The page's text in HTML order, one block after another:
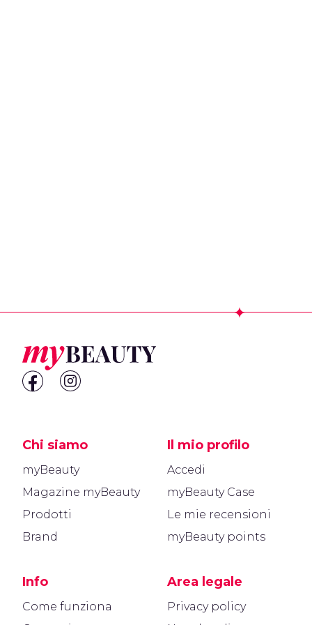
Chi siamo
myBeauty
Magazine myBeauty
Prodotti
Brand
Info
Come funziona
Il mio profilo
Accedi
myBeauty Case
Le mie recensioni
myBeauty points
Area legale
Privacy policy